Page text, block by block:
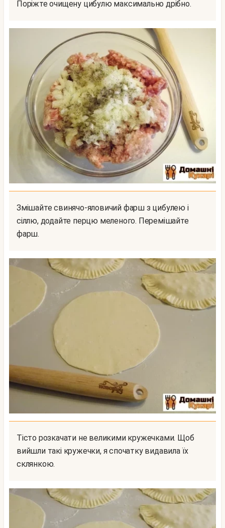
Поріжте очищену цибулю максимально дрібно.
Змішайте свинячо-яловичий фарш з цибулею і
сіллю, додайте перцю меленого. Перемішайте
фарш.
Тісто розкачати не великими кружечками. Щоб
вийшли такі кружечки, я спочатку видавила їх
склянкою.